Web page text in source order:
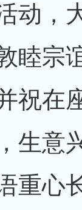
动，
睦宗
祝在
生意
重心